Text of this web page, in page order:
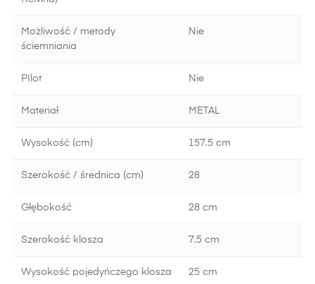
Możliwość / metody
ściemniania
Nie
PIlot Nie
Materiał METAL
Wysokość (cm) 157.5 cm
Szerokość / średnica (cm) 28
Głębokość 28 cm
Szerokość klosza 7.5 cm
Wysokość pojedyńczego klosza 25 cm